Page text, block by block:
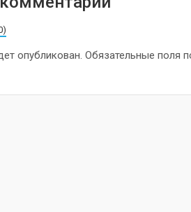
опубликован. Обязательные поля